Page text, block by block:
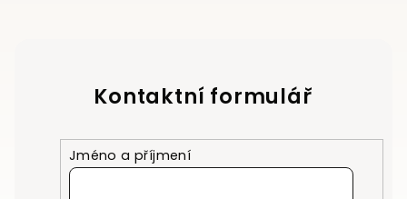
Kontaktní formulář
Jméno a příjmení